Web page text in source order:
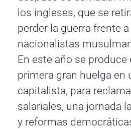
los ingleses, que se
perder la guerra frente
nacionalistas
En este año se produce
primera gran huelga en
capitalista, para
salariales, una jornada
y reformas